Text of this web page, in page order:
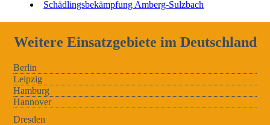
Schädlingsbekämpfung Amberg-Sulzbach
Weitere Einsatzgebiete im Deutschland
Berlin
Leipzig
Hamburg
Hannover
Dresden